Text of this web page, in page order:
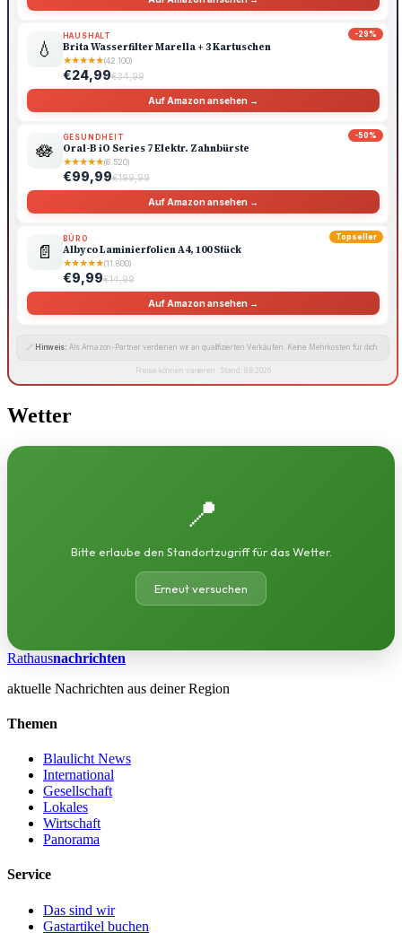
-29%
💧
HAUSHALT
Brita Wasserfilter Marella + 3 Kartuschen
★★★★★(42.100)
€24,99€34,99
Auf Amazon ansehen →
-50%
🪷
GESUNDHEIT
Oral-B iO Series 7 Elektr. Zahnbürste
★★★★★(6.520)
€99,99€199,99
Auf Amazon ansehen →
Topseller
📄
BÜRO
Albyco Laminierfolien A4, 100 Stück
★★★★★(11.800)
€9,99€14,99
Auf Amazon ansehen →
🔗 Hinweis: Als Amazon-Partner verdienen wir an qualifizierten Verkäufen. Keine Mehrkosten für dich.
Preise können variieren · Stand: 8.8.2026
Wetter
📍
Bitte erlaube den Standortzugriff für das Wetter.
Erneut versuchen
Rathausnachrichten
aktuelle Nachrichten aus deiner Region
Themen
Blaulicht News
International
Gesellschaft
Lokales
Wirtschaft
Panorama
Service
Das sind wir
Gastartikel buchen